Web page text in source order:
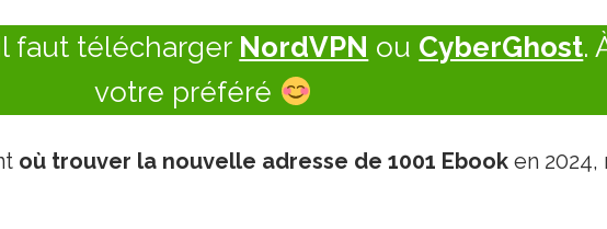
faut télécharger NordVPN ou CyberGhost.
votre préféré
où trouver la nouvelle adresse de 1001 Ebook en 2024,